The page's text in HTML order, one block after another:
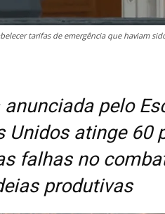
tarifas de emergência que haviam
anunciada pelo
Unidos atinge 60
falhas no
produtivas